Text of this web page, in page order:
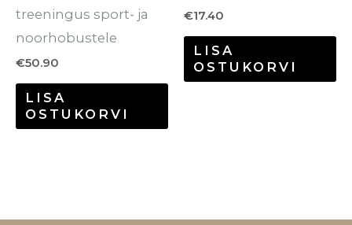
treeningus sport- ja
noorhobustele
€50.90
LISA
OSTUKORVI
€17.40
LISA
OSTUKORVI